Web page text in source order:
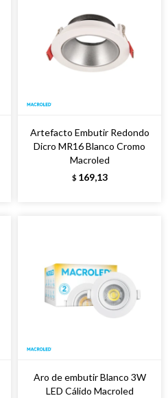
Artefacto Embutir Redondo
Dicro MR16 Blanco Cromo
Macroled
$ 169,13
Aro de embutir Blanco 3W
LED Cálido Macroled